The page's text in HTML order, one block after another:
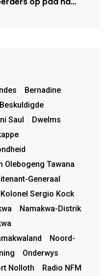
Bernadine
Beskuldigde
Saul
Dwelms
Olebogeng Tawana
Generaal
Sergio Kock
Namakwa-Distrik
Noord-
Onderwys
Nolloth
Radio NFM